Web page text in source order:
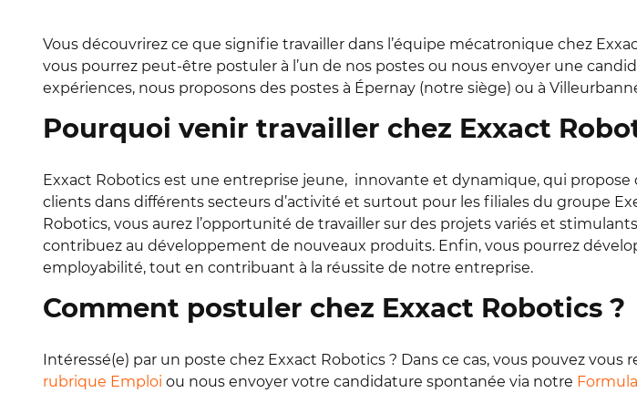
Vous découvrirez ce que signifie travailler dans l’équipe mécatronique chez
vous pourrez peut-être postuler à l’un de nos postes ou nous envoyer une
expériences, nous proposons des postes à Épernay (notre siège) ou à
Pourquoi venir travailler chez Exxact
Exxact Robotics est une entreprise jeune, innovante et dynamique, qui propose
clients dans différents secteurs d’activité et surtout pour les filiales du groupe
Robotics, vous aurez l’opportunité de travailler sur des projets variés et
contribuez au développement de nouveaux produits. Enfin, vous pourrez
employabilité, tout en contribuant à la réussite de notre entreprise.
Comment postuler chez Exxact Robotics ?
Intéressé(e) par un poste chez Exxact Robotics ? Dans ce cas, vous pouvez vous
rubrique Emploi ou nous envoyer votre candidature spontanée via notre